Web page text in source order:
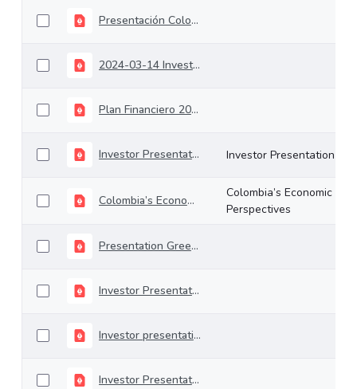
Presentación Colombia Inside-Out 18-06-2020
2024-03-14 Investors Meeting
Plan Financiero 2024
Investor Presentation Investor Presentation
Colombia’s Economic Perspectives
Colombia’s Economic
Perspectives
Presentation Green Bonds June 2022
Investor Presentation Sovereign Green Bonds
Investor presentation July 2021
Investor Presentation June 2021